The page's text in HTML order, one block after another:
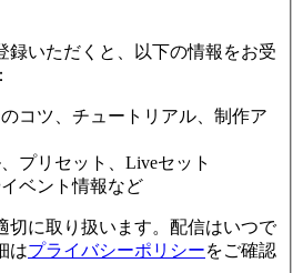
録いただくと、以下の情報をお受
コツ、チュートリアル、制作ア
プリセット、Liveセット
ベント情報など
切に取り扱います。配信はいつで
はプライバシーポリシーをご確認